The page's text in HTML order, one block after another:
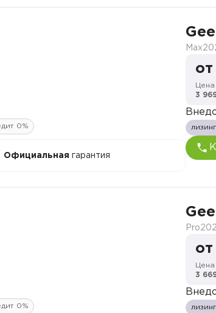
0%
Официальная гарантия
Max
3
лизинг
0%
Pro
3
лизинг